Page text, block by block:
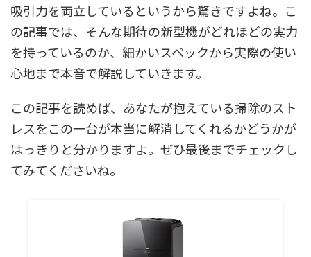
吸引力を両立しているというから驚きですよね。こ
の記事では、そんな期待の新型機がどれほどの実力
を持っているのか、細かいスペックから実際の使い
心地まで本音で解説していきます。
この記事を読めば、あなたが抱えている掃除のスト
レスをこの一台が本当に解消してくれるかどうかが
はっきりと分かりますよ。ぜひ最後までチェックし
てみてくださいね。